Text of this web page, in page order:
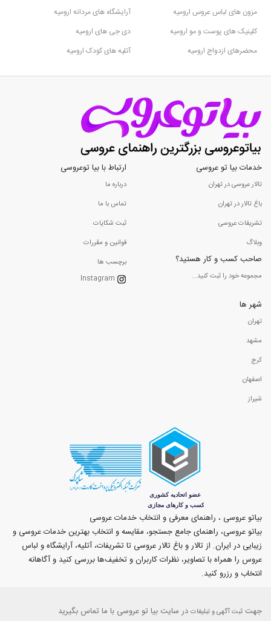
مزون های لباس عروس ارومیه
آرایشگاه های مردانه ارومیه
کلینیک های پوست و مو ارومیه
دی جی های ارومیه
محضرهای ازدواج ارومیه
آتلیه های کودک ارومیه
خدمات بیا تو عروسی
تالار عروسی در تهران
باغ تالار در تهران
تشریفات عروسی
وبلاگ
صاحب کسب و کار هستید؟
مجموعه خود را ثبت کنید...
ارتباط با بیا توعروسی
درباره ما
تماس با ما
ثبت شکایات
قوانین و مقررات
برچسب ها
Instagram
شهر ها
تهران
مشهد
کرج
اصفهان
شیراز
بیاتو عروسی ، راهنمای معرفی و انتخاب خدمات عروسی
بیاتو عروسی، راهنمای جامع جستجو، مقایسه و انتخاب بهترین خدمات عروسی و
زیبایی در ایران. از تالار و باغ تالار عروسی تا تشریفات، آتلیه، آرایشگاه و لباس
عروس را همراه با تصاویر، نظرات کاربران و تخفیف‌ها بررسی کنید و آگاهانه
انتخاب و رزرو کنید.
جهت ثبت آگهی و تبلیغات در سایت بیا تو عروسی با ما تماس بگیرید